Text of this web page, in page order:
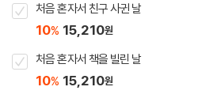
처음 혼자서 친구 사귄 날
10% 15,210원
처음 혼자서 책을 빌린 날
10% 15,210원